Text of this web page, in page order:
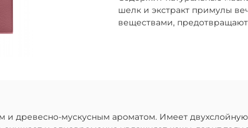
шелк и экстракт примулы
веществами, предотвращают
древесно-мускусным ароматом. Имеет